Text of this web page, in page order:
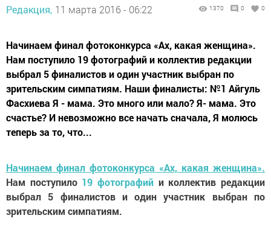
Редакция, 11 марта 2016 - 06:22 1370 0 0
Начинаем финал фотоконкурса «Ах, какая женщина».
Нам поступило 19 фотографий и коллектив редакции
выбрал 5 финалистов и один участник выбран по
зрительским симпатиям. Наши финалисты: №1 Айгуль
Фасхиева Я - мама. Это много или мало? Я- мама. Это
счастье? И невозможно все начать сначала, Я молюсь
теперь за то, что...
Начинаем финал фотоконкурса «Ах, какая женщина».
Нам поступило 19 фотографий и коллектив редакции
выбрал 5 финалистов и один участник выбран по
зрительским симпатиям.